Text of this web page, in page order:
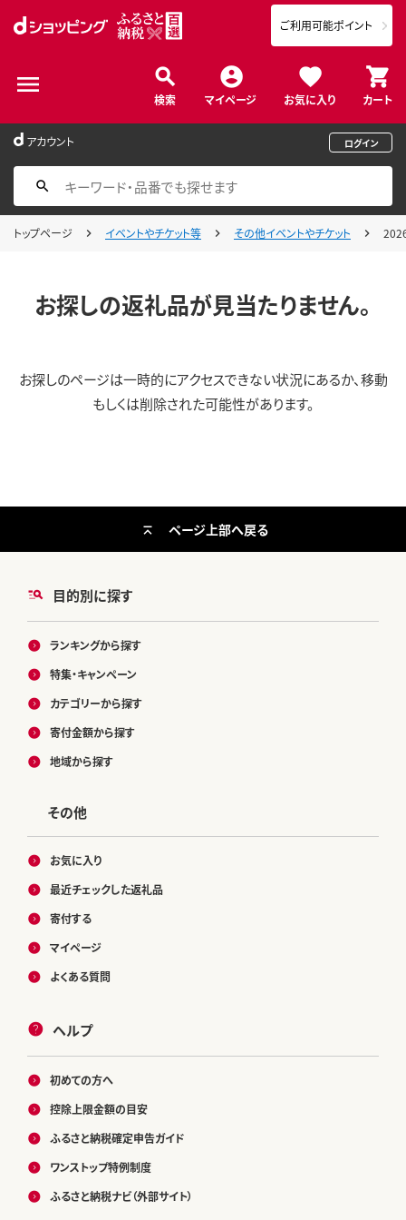
検索 マイページ お気に入り カート
ご利用可能ポイント
アカウント ログイン
トップページ イベントやチケット等 その他イベントやチケット
お探しの返礼品が見当たりません。
お探しのページは一時的にアクセスできない状況にあるか、移動
もしくは削除された可能性があります。
目的別に探す
ランキングから探す
特集・キャンペーン
カテゴリーから探す
寄付金額から探す
地域から探す
その他
お気に入り
最近チェックした返礼品
寄付する
マイページ
よくある質問
ヘルプ
初めての方へ
控除上限金額の目安
ふるさと納税確定申告ガイド
ワンストップ特例制度
ふるさと納税ナビ（外部サイト）
ページ上部へ戻る